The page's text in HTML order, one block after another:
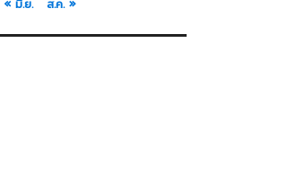
« มิ.ย. ส.ค. »